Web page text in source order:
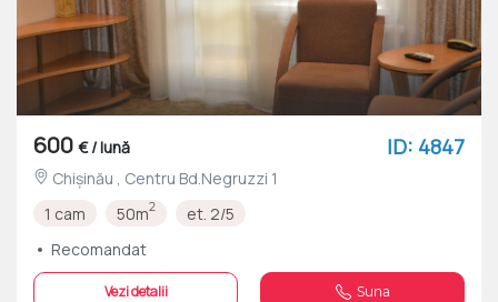
600 € / lună ID: 4847
Chișinău , Centru Bd.Negruzzi 1
1 cam
50m2
et. 2/5
Recomandat
Vezi detalii Suna